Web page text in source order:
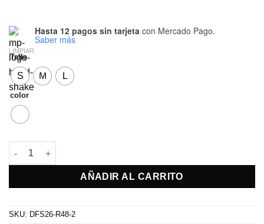
Hasta 12 pagos sin tarjeta con Mercado Pago.
Saber más
Talle
S M L
color
LIMPIAR
Remera Wings cantidad
AÑADIR AL CARRITO
SKU: DFS26-R48-2